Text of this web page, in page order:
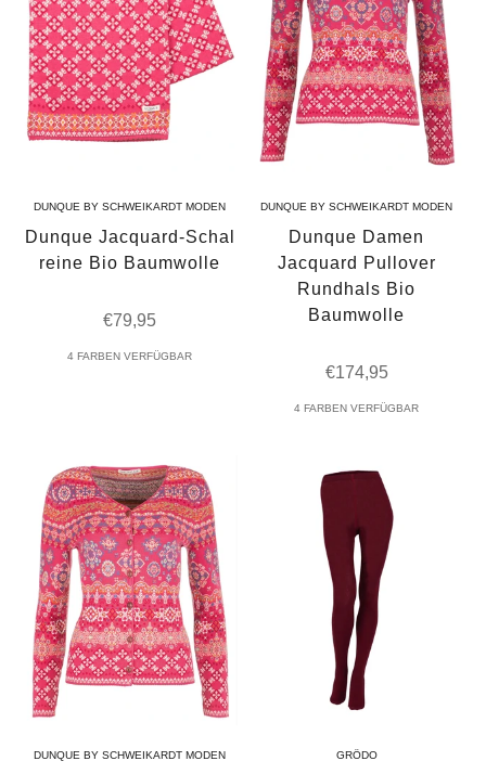
DUNQUE BY SCHWEIKARDT MODEN
Dunque Jacquard-Schal
reine Bio Baumwolle
Angebot
€79,95
4 FARBEN VERFÜGBAR
DUNQUE BY SCHWEIKARDT MODEN
Dunque Damen
Jacquard Pullover
Rundhals Bio
Baumwolle
Angebot
€174,95
4 FARBEN VERFÜGBAR
DUNQUE BY SCHWEIKARDT MODEN GRÖDO